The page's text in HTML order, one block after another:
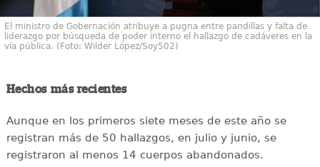
El ministro de Gobernación atribuye a pugna entre pandillas y falta de
liderazgo por búsqueda de poder interno el hallazgo de cadáveres en la
vía pública. (Foto: Wilder López/Soy502)
Hechos más recientes
Aunque en los primeros siete meses de este año se
registran más de 50 hallazgos, en julio y junio, se
registraron al menos 14 cuerpos abandonados.